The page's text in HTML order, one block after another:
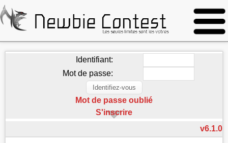
Identifiant:
Mot de passe:
Mot de passe oublié
S'inscrire
v6.1.0